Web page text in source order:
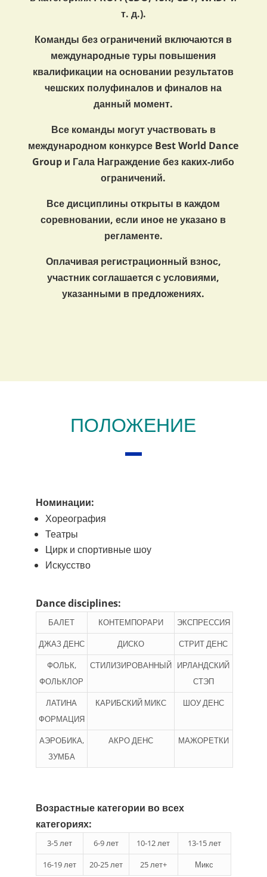
т. д.).
Команды без ограничений включаются в
международные туры повышения
квалификации на основании результатов
чешских полуфиналов и финалов на
данный момент.
Все команды могут участвовать в
международном конкурсе Best World Dance
Group и Гала Награждение без каких-либо
ограничений.
Все дисциплины открыты в каждом
соревновании, если иное не указано в
регламенте.
Оплачивая регистрационный взнос,
участник соглашается с условиями,
указанными в предложениях.
ПОЛОЖЕНИЕ
Номинации:
Хореография
Театры
Цирк и спортивные шоу
Искусство
Dance disciplines:
БАЛЕТ КОНТЕМПОРАРИ
ЭКСПРЕССИЯ
ДЖАЗ ДЕНС
ДИСКО
СТРИТ ДЕНС
ФОЛЬК,
ФОЛЬКЛОР
СТИЛИЗИРОВАННЫЙ ИРЛАНДСКИЙ
СТЭП
ЛАТИНА
ФОРМАЦИЯ
КАРИБСКИЙ МИКС ШОУ ДЕНС
АЭРОБИКА,
ЗУМБА
АКРО ДЕНС МАЖОРЕТКИ
Возрастные категории во всех
категориях:
3-5 лет 6-9 лет 10-12 лет
13-15 лет
16-19 лет
20-25 лет 25 лет+ Микс